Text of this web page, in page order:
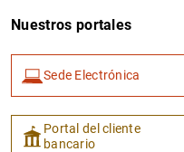
Nuestros portales
Sede Electrónica
Portal del cliente
bancario